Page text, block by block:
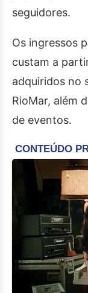
seguidores.
Os ingressos
custam a
adquiridos no
RioMar, além
de eventos.